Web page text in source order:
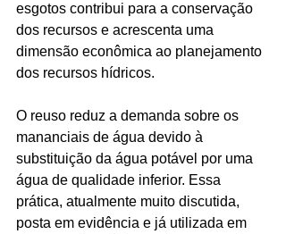
esgotos contribui para a conservação
dos recursos e acrescenta uma
dimensão econômica ao planejamento
dos recursos hídricos.
O reuso reduz a demanda sobre os
mananciais de água devido à
substituição da água potável por uma
água de qualidade inferior. Essa
prática, atualmente muito discutida,
posta em evidência e já utilizada em